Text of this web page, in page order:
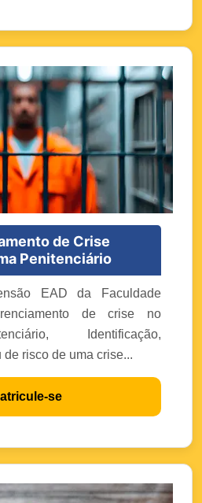
de Crise
Penitenciário
EAD da Faculdade
de crise no
Identificação,
risco de uma crise...
se